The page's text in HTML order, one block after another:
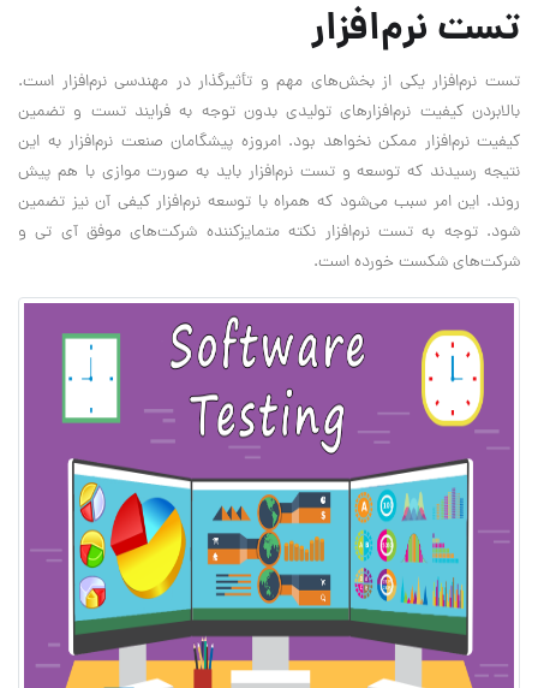
تست نرم‌افزار
تست نرم‌افزار یکی از بخش‌های مهم و تأثیرگذار در مهندسی نرم‌افزار است.
بالابردن کیفیت نرم‌افزارهای تولیدی بدون توجه به فرایند تست و تضمین
کیفیت نرم‌افزار ممکن نخواهد بود. امروزه پیشگامان صنعت نرم‌افزار به این
نتیجه رسیدند که توسعه و تست نرم‌افزار باید به صورت موازی با هم پیش
روند. این امر سبب می‌شود که همراه با توسعه نرم‌افزار کیفی آن نیز تضمین
شود. توجه به تست نرم‌افزار نکته متمایزکننده شرکت‌های موفق آی تی و
شرکت‌های شکست خورده است.